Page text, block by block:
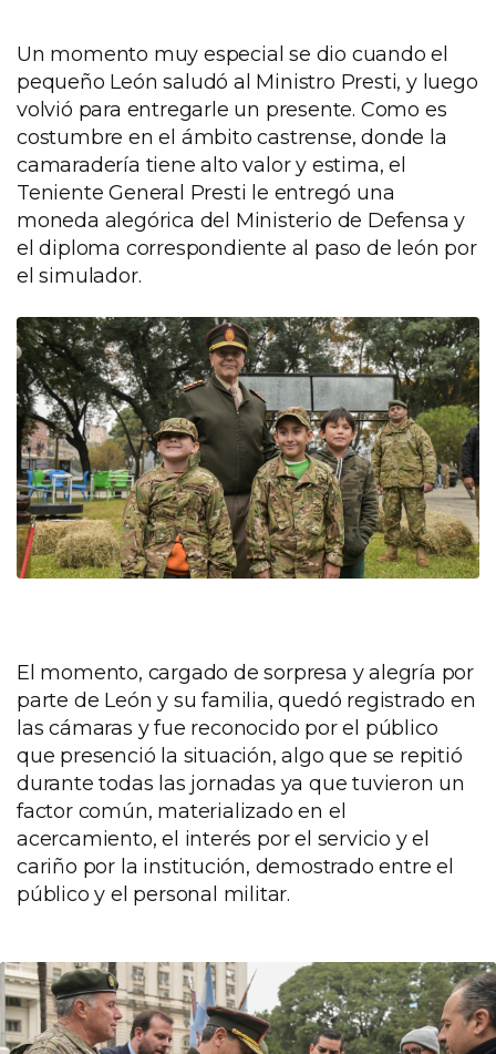
Un momento muy especial se dio cuando el
pequeño León saludó al Ministro Presti, y luego
volvió para entregarle un presente. Como es
costumbre en el ámbito castrense, donde la
camaradería tiene alto valor y estima, el
Teniente General Presti le entregó una
moneda alegórica del Ministerio de Defensa y
el diploma correspondiente al paso de león por
el simulador.
El momento, cargado de sorpresa y alegría por
parte de León y su familia, quedó registrado en
las cámaras y fue reconocido por el público
que presenció la situación, algo que se repitió
durante todas las jornadas ya que tuvieron un
factor común, materializado en el
acercamiento, el interés por el servicio y el
cariño por la institución, demostrado entre el
público y el personal militar.